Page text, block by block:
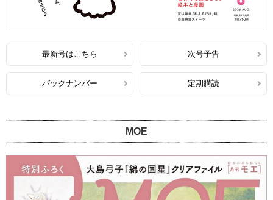
最新号はこちら 次号予告
バックナンバー 定期購読
MOE